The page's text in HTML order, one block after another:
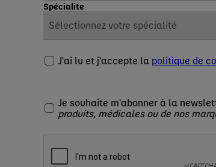
Spécialite
J'ai lu et j'accepte la politique de
Je souhaite m'abonner à la
produits, médicales ou de nos